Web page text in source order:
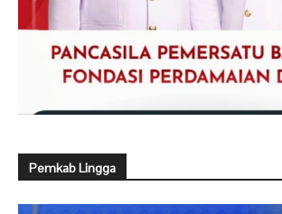
Pemkab Lingga